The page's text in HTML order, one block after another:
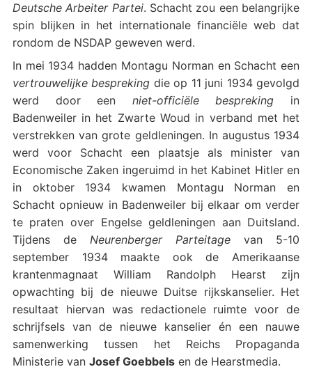
Deutsche Arbeiter Partei. Schacht zou een belangrijke
spin blijken in het internationale financiële web dat
rondom de NSDAP geweven werd.
In mei 1934 hadden Montagu Norman en Schacht een
vertrouwelijke bespreking die op 11 juni 1934 gevolgd
werd door een niet-officiële bespreking in
Badenweiler in het Zwarte Woud in verband met het
verstrekken van grote geldleningen. In augustus 1934
werd voor Schacht een plaatsje als minister van
Economische Zaken ingeruimd in het Kabinet Hitler en
in oktober 1934 kwamen Montagu Norman en
Schacht opnieuw in Badenweiler bij elkaar om verder
te praten over Engelse geldleningen aan Duitsland.
Tijdens de Neurenberger Parteitage van 5-10
september 1934 maakte ook de Amerikaanse
krantenmagnaat William Randolph Hearst zijn
opwachting bij de nieuwe Duitse rijkskanselier. Het
resultaat hiervan was redactionele ruimte voor de
schrijfsels van de nieuwe kanselier én een nauwe
samenwerking tussen het Reichs Propaganda
Ministerie van Josef Goebbelsen de Hearstmedia.